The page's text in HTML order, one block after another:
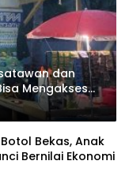
dan
Mengakses
Bekas, Anak
Bernilai Ekonomi